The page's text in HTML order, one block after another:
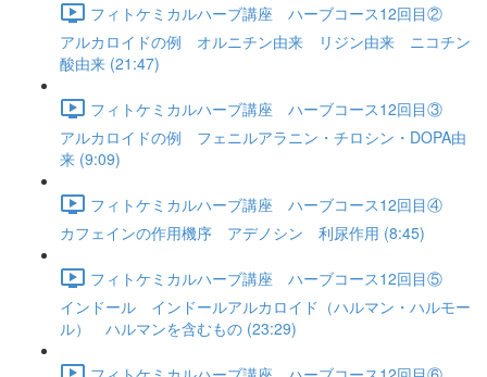
フィトケミカルハーブ講座 ハーブコース12回目②
アルカロイドの例 オルニチン由来 リジン由来 ニコチン
酸由来 (21:47)
フィトケミカルハーブ講座 ハーブコース12回目③
アルカロイドの例 フェニルアラニン・チロシン・DOPA由
来 (9:09)
フィトケミカルハーブ講座 ハーブコース12回目④
カフェインの作用機序 アデノシン 利尿作用 (8:45)
フィトケミカルハーブ講座 ハーブコース12回目⑤
インドール インドールアルカロイド（ハルマン・ハルモー
ル） ハルマンを含むもの (23:29)